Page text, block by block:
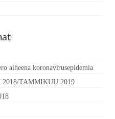
aiheena koronavirusepidemia
TAMMIKUU 2019